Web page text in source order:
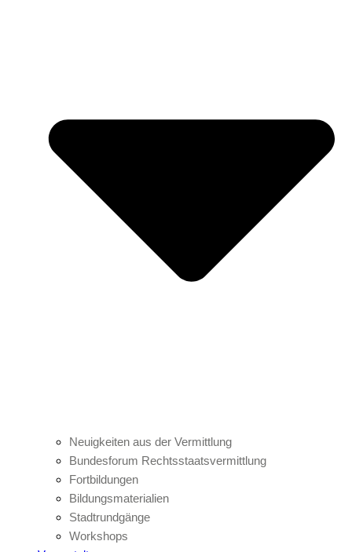
Neuigkeiten aus der Vermittlung
Bundesforum Rechtsstaatsvermittlung
Fortbildungen
Bildungsmaterialien
Stadtrundgänge
Workshops